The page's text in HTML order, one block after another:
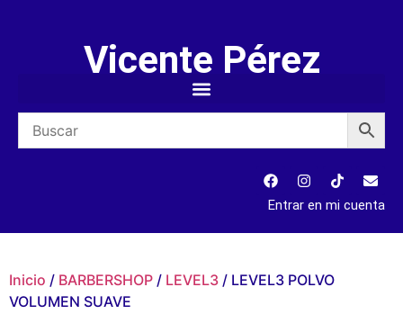
Vicente Pérez
Entrar en mi cuenta
Inicio / BARBERSHOP / LEVEL3 / LEVEL3 POLVO
VOLUMEN SUAVE